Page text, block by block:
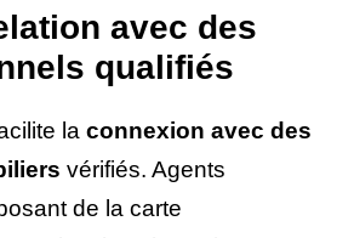
avec des
qualifiés
la connexion avec des
vérifiés. Agents
de la carte